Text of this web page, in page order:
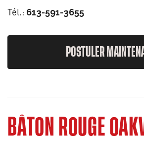
Tél.: 613-591-3655
POSTULER
BÂTON ROUGE